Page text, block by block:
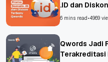
.ID dan
6 mins read •4969
Qwords Jadi
Terakreditasi